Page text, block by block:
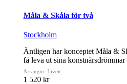
Måla & Skåla för två
Stockholm
Äntligen har konceptet Måla &
få leva ut sina
Arrangör: Liveit
1 520 kr